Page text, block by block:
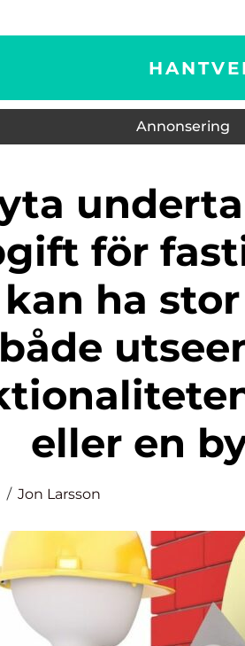
Annonsering
för
ha
både
eller en
Jon Larsson